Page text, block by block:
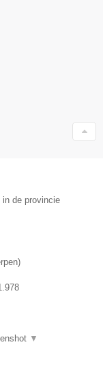
de provincie
)
▼